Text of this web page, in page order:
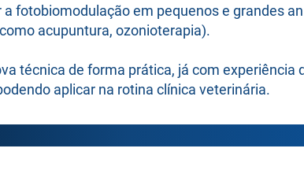
fotobiomodulação em pequenos e grandes
acupuntura, ozonioterapia).
técnica de forma prática, já com experiência
aplicar na rotina clínica veterinária.